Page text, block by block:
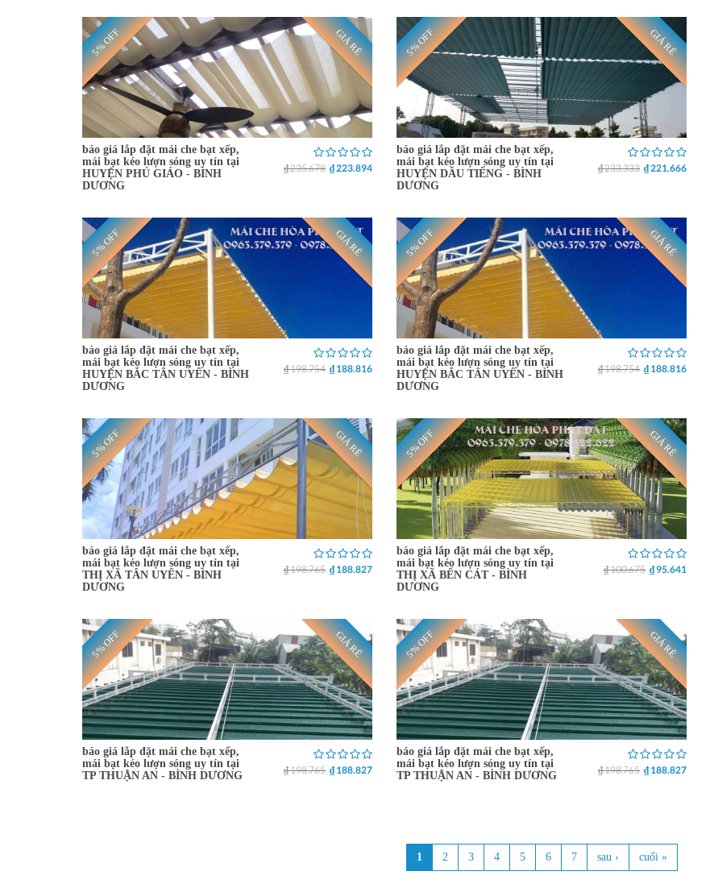
5% OFF GIÁ RẺ
báo giá lắp đặt mái che bạt xếp,
mái bạt kéo lượn sóng uy tín tại
HUYỆN PHÚ GIÁO - BÌNH
DƯƠNG
₫ 235.678 ₫ 223.894
5% OFF GIÁ RẺ
báo giá lắp đặt mái che bạt xếp,
mái bạt kéo lượn sóng uy tín tại
HUYỆN DẦU TIẾNG - BÌNH
DƯƠNG
₫ 233.333 ₫ 221.666
5% OFF GIÁ RẺ
báo giá lắp đặt mái che bạt xếp,
mái bạt kéo lượn sóng uy tín tại
HUYỆN BẮC TÂN UYÊN - BÌNH
DƯƠNG
₫ 198.754 ₫ 188.816
5% OFF GIÁ RẺ
báo giá lắp đặt mái che bạt xếp,
mái bạt kéo lượn sóng uy tín tại
HUYỆN BẮC TÂN UYÊN - BÌNH
DƯƠNG
₫ 198.754 ₫ 188.816
5% OFF GIÁ RẺ
báo giá lắp đặt mái che bạt xếp,
mái bạt kéo lượn sóng uy tín tại
THỊ XÃ TÂN UYÊN - BÌNH
DƯƠNG
₫ 198.765 ₫ 188.827
5% OFF GIÁ RẺ
báo giá lắp đặt mái che bạt xếp,
mái bạt kéo lượn sóng uy tín tại
THỊ XÃ BẾN CÁT - BÌNH
DƯƠNG
₫ 100.675 ₫ 95.641
5% OFF GIÁ RẺ
báo giá lắp đặt mái che bạt xếp,
mái bạt kéo lượn sóng uy tín tại
TP THUẬN AN - BÌNH DƯƠNG
₫ 198.765 ₫ 188.827
5% OFF GIÁ RẺ
báo giá lắp đặt mái che bạt xếp,
mái bạt kéo lượn sóng uy tín tại
TP THUẬN AN - BÌNH DƯƠNG
₫ 198.765 ₫ 188.827
1 2 3 4 5 6 7 sau › cuối »